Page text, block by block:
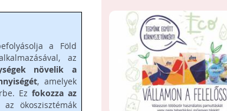
a Föld
az
növelik a
, amelyek
Ez fokozza az
ökoszisztémák